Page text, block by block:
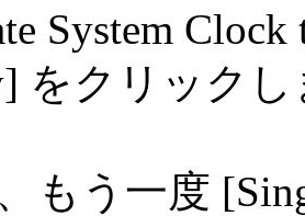
System Clock
をクリック
もう一度